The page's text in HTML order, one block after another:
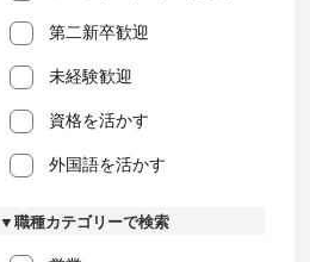
第二新卒歓迎
未経験歓迎
資格を活かす
外国語を活かす
▼職種カテゴリーで検索